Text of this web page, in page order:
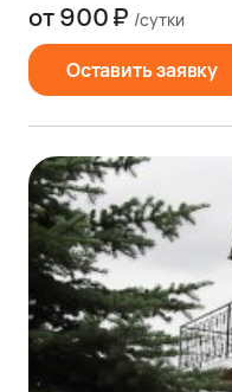
Оставить заявку
от 900 ₽ /сутки